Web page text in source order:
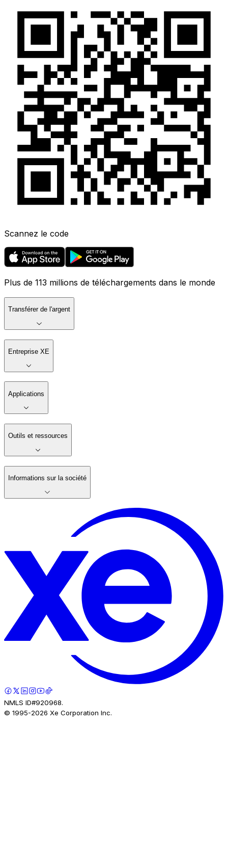
Scannez le code
Plus de 113 millions de téléchargements dans le monde
Transférer de l'argent
Entreprise XE
Applications
Outils et ressources
Informations sur la société
NMLS ID#920968.
© 1995-2026 Xe Corporation Inc.